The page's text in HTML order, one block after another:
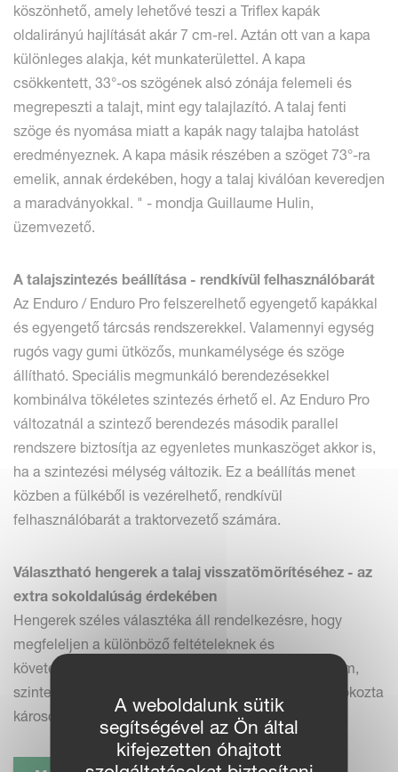
köszönhető, amely lehetővé teszi a Triflex kapák
oldalirányú hajlítását akár 7 cm-rel. Aztán ott van a kapa
különleges alakja, két munkaterülettel. A kapa
csökkentett, 33°-os szögének alsó zónája felemeli és
megrepeszti a talajt, mint egy talajlazító. A talaj fenti
szöge és nyomása miatt a kapák nagy talajba hatolást
eredményeznek. A kapa másik részében a szöget 73°-ra
emelik, annak érdekében, hogy a talaj kiválóan keveredjen
a maradványokkal. " - mondja Guillaume Hulin,
üzemvezető.
A talajszintezés beállítása - rendkívül felhasználóbarát
Az Enduro / Enduro Pro felszerelhető egyengető kapákkal
és egyengető tárcsás rendszerekkel. Valamennyi egység
rugós vagy gumi ütközős, munkamélysége és szöge
állítható. Speciális megmunkáló berendezésekkel
kombinálva tökéletes szintezés érhető el. Az Enduro Pro
változatnál a szintező berendezés második parallel
rendszere biztosítja az egyenletes munkaszöget akkor is,
ha a szintezési mélység változik. Ez a beállítás menet
közben a fülkéből is vezérelhető, rendkívül
felhasználóbarát a traktorvezető számára.
Választható hengerek a talaj visszatömörítéséhez - az
extra sokoldalúság érdekében
Hengerek széles választéka áll rendelkezésre, hogy
megfeleljen a különböző feltételeknek és
követelményeknek. A szalmabontás felgyorsul. Finom,
szintezett és időjárásálló felületet hagyva, a csigák okozta
károsodások csökkennek és a nedvességet megőrzi.
A weboldalunk sütik
segítségével az Ön által
kifejezetten óhajtott